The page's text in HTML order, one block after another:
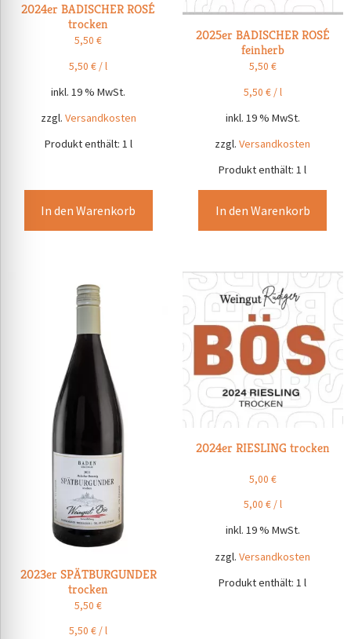
2024er BADISCHER ROSÉ
trocken
5,50€
5,50€ /l
inkl. 19 % MwSt.
zzgl. Versandkosten
Produkt enthält: 1 l
In den Warenkorb
2025er BADISCHER ROSÉ
feinherb
5,50 €
5,50 €/l
inkl. 19 % MwSt.
zzgl.Versandkosten
Produkt enthält: 1l
In den Warenkorb
2023er SPÄTBURGUNDER
trocken
5,50€
5,50€ /l
2024er RIESLING trocken
5,00 €
5,00 €/l
inkl. 19 % MwSt.
zzgl.Versandkosten
Produkt enthält: 1l